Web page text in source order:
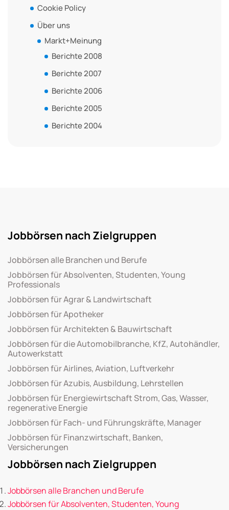
Cookie Policy
Über uns
Markt+Meinung
Berichte 2008
Berichte 2007
Berichte 2006
Berichte 2005
Berichte 2004
Jobbörsen nach Zielgruppen
Jobbörsen alle Branchen und Berufe
Jobbörsen für Absolventen, Studenten, Young
Professionals
Jobbörsen für Agrar & Landwirtschaft
Jobbörsen für Apotheker
Jobbörsen für Architekten & Bauwirtschaft
Jobbörsen für die Automobilbranche, KfZ, Autohändler,
Autowerkstatt
Jobbörsen für Airlines, Aviation, Luftverkehr
Jobbörsen für Azubis, Ausbildung, Lehrstellen
Jobbörsen für Energiewirtschaft Strom, Gas, Wasser,
regenerative Energie
Jobbörsen für Fach- und Führungskräfte, Manager
Jobbörsen für Finanzwirtschaft, Banken,
Versicherungen
Jobbörsen nach Zielgruppen
Jobbörsen alle Branchen und Berufe
Jobbörsen für Absolventen, Studenten, Young